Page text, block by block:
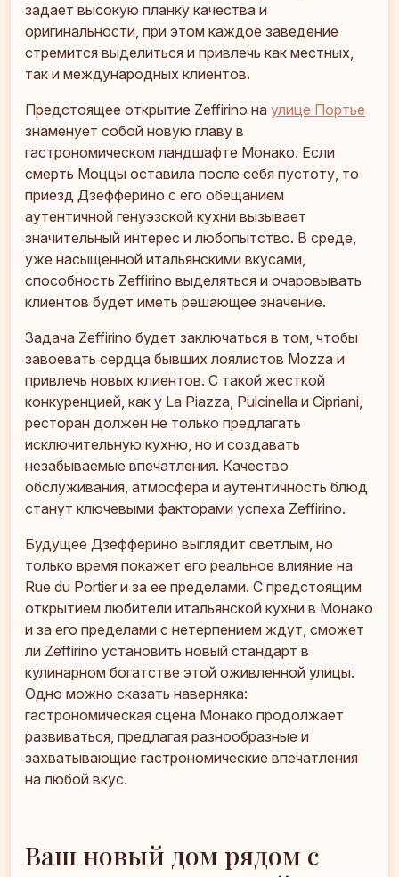
задает высокую планку качества и
оригинальности, при этом каждое заведение
стремится выделиться и привлечь как местных,
так и международных клиентов.
Предстоящее открытие Zeffirino на улице Портье
знаменует собой новую главу в
гастрономическом ландшафте Монако. Если
смерть Моццы оставила после себя пустоту, то
приезд Дзефферино с его обещанием
аутентичной генуэзской кухни вызывает
значительный интерес и любопытство. В среде,
уже насыщенной итальянскими вкусами,
способность Zeffirino выделяться и очаровывать
клиентов будет иметь решающее значение.
Задача Zeffirino будет заключаться в том, чтобы
завоевать сердца бывших лоялистов Mozza и
привлечь новых клиентов. С такой жесткой
конкуренцией, как у La Piazza, Pulcinella и Cipriani,
ресторан должен не только предлагать
исключительную кухню, но и создавать
незабываемые впечатления. Качество
обслуживания, атмосфера и аутентичность блюд
станут ключевыми факторами успеха Zeffirino.
Будущее Дзефферино выглядит светлым, но
только время покажет его реальное влияние на
Rue du Portier и за ее пределами. С предстоящим
открытием любители итальянской кухни в Монако
и за его пределами с нетерпением ждут, сможет
ли Zeffirino установить новый стандарт в
кулинарном богатстве этой оживленной улицы.
Одно можно сказать наверняка:
гастрономическая сцена Монако продолжает
развиваться, предлагая разнообразные и
захватывающие гастрономические впечатления
на любой вкус.
Ваш новый дом рядом с